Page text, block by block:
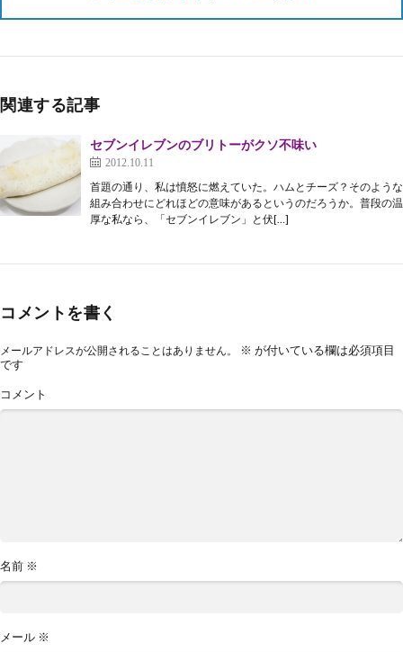
関連する記事
セブンイレブンのブリトーがクソ不味い
2012.10.11
首題の通り、私は憤怒に燃えていた。ハムとチーズ？そのような
組み合わせにどれほどの意味があるというのだろうか。普段の温
厚な私なら、「セブンイレブン」と伏[…]
コメントを書く
メールアドレスが公開されることはありません。 ※ が付いている欄は必須項目
です
コメント
名前 ※
メール ※